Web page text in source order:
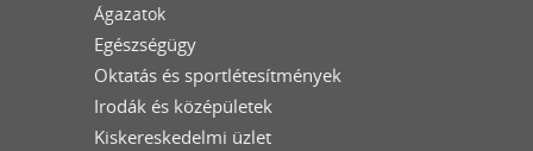
Ágazatok
Egészségügy
Oktatás és sportlétesítmények
Irodák és középületek
Kiskereskedelmi üzlet